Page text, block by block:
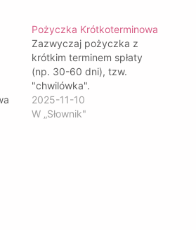
Pożyczka Krótkoterminowa
Zazwyczaj pożyczka z
krótkim terminem spłaty
(np. 30-60 dni), tzw.
"chwilówka".
2025-11-10
W „Słownik"